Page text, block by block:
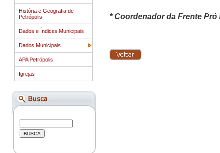
História e Geografia de
Petrópolis
Dados e Índices Municipais
Dados Municipais
APA Petrópolis
Igrejas
* Coordenador da Frente Pró